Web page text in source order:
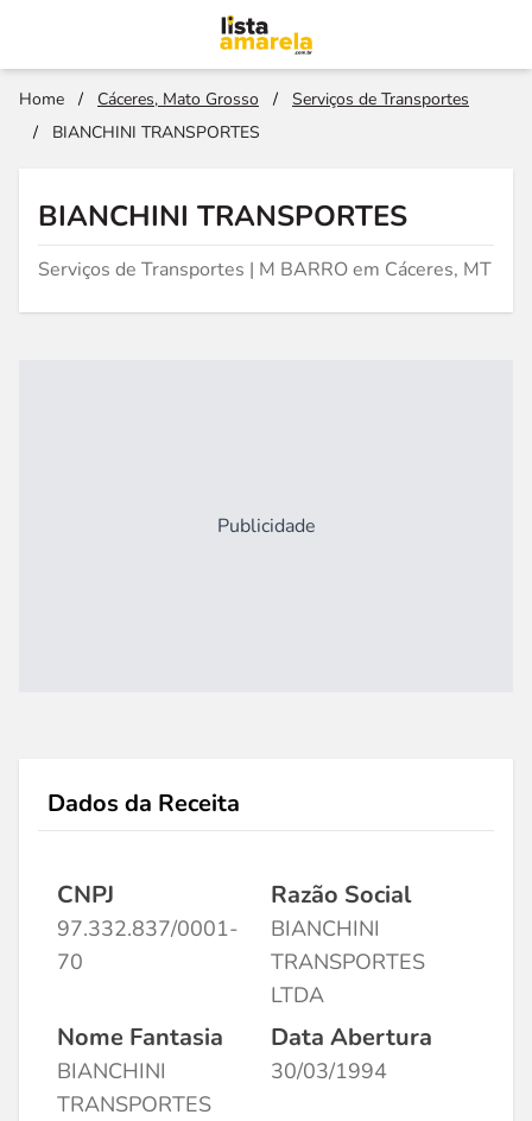
Home / Cáceres, Mato Grosso /
Serviços de Transportes
/
BIANCHINI TRANSPORTES
BIANCHINI TRANSPORTES
Serviços de Transportes | M BARRO em Cáceres, MT
Publicidade
Dados da Receita
CNPJ
97.332.837/0001-
70
Razão Social
BIANCHINI
TRANSPORTES
LTDA
Nome Fantasia
BIANCHINI
TRANSPORTES
Data Abertura
30/03/1994